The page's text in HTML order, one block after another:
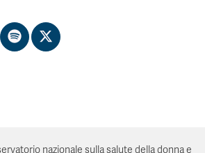
nazionale sulla salute della donna e